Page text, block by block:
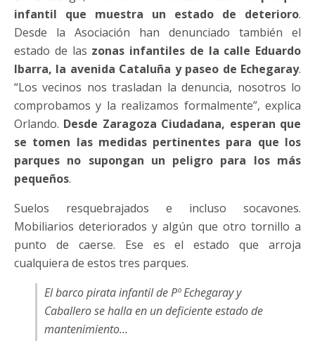
infantil que muestra un estado de deterioro.
Desde la Asociación han denunciado también el
estado de las zonas infantiles de la calle Eduardo
Ibarra, la avenida Cataluña y paseo de Echegaray.
“Los vecinos nos trasladan la denuncia, nosotros lo
comprobamos y la realizamos formalmente”, explica
Orlando. Desde Zaragoza Ciudadana, esperan que
se tomen las medidas pertinentes para que los
parques no supongan un peligro para los más
pequeños.
Suelos resquebrajados e incluso socavones.
Mobiliarios deteriorados y algún que otro tornillo a
punto de caerse. Ese es el estado que arroja
cualquiera de estos tres parques.
El barco pirata infantil de Pº Echegaray y
Caballero se halla en un deficiente estado de
mantenimiento…